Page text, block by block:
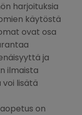
harjoituksia
käytöstä
ovat osa
ja
ilmaista
lisätä
on